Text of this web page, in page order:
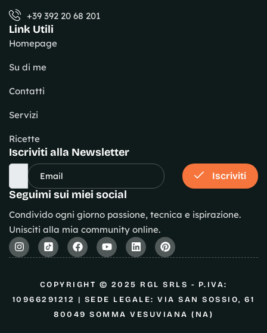
+39 392 20 68 201
Link Utili
Homepage
Su di me
Contatti
Servizi
Ricette
Iscriviti alla Newsletter
Iscriviti
Seguimi sui miei social
Condivido ogni giorno passione, tecnica e ispirazione.
Unisciti alla mia community online.
COPYRIGHT © 2025 RGL SRLS - P.IVA:
10966291212 | SEDE LEGALE: VIA SAN SOSSIO, 61
80049 SOMMA VESUVIANA (NA)